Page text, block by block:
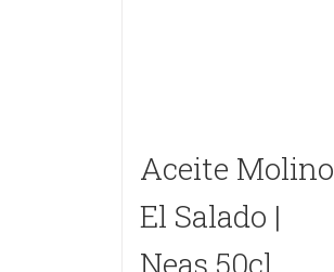
Aceite Molino
El Salado |